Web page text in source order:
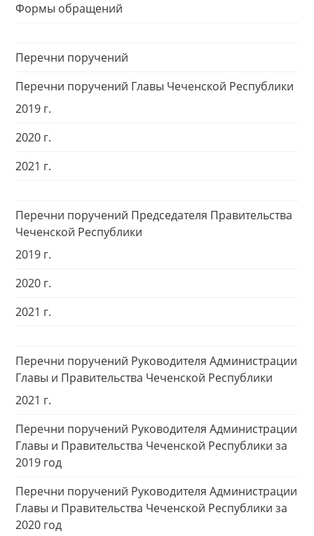
Формы обращений
Перечни поручений
Перечни поручений Главы Чеченской Республики
2019 г.
2020 г.
2021 г.
Перечни поручений Председателя Правительства
Чеченской Республики
2019 г.
2020 г.
2021 г.
Перечни поручений Руководителя Администрации
Главы и Правительства Чеченской Республики
2021 г.
Перечни поручений Руководителя Администрации
Главы и Правительства Чеченской Республики за
2019 год
Перечни поручений Руководителя Администрации
Главы и Правительства Чеченской Республики за
2020 год